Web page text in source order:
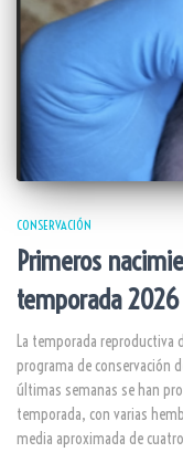
CONSERVACIÓN
Primeros
temporada 2026
La temporada reproductiva
programa de conservación
últimas semanas se han
temporada, con varias
media aproximada de